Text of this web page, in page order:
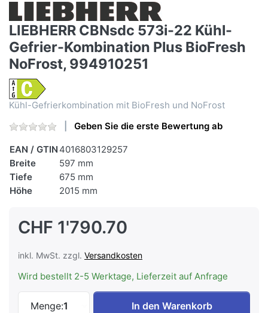
LIEBHERR CBNsdc 573i-22 Kühl-
Gefrier-Kombination Plus BioFresh
NoFrost, 994910251
Kühl-Gefrierkombination mit BioFresh und NoFrost
Geben Sie die erste Bewertung ab
EAN / GTIN 4016803129257
Breite
597 mm
Tiefe
675 mm
Höhe
2015 mm
CHF 1'790.70
inkl. MwSt. zzgl. Versandkosten
Wird bestellt 2-5 Werktage, Lieferzeit auf Anfrage
Menge:1
LIEBHERR CBNsdc 573i-22 Kühl-
In den Warenkorb